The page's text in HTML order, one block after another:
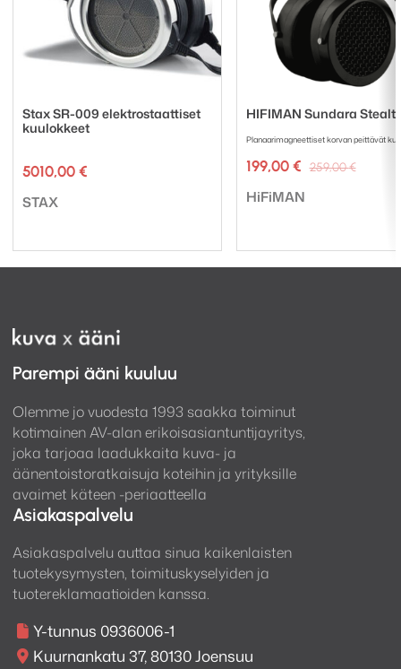
Stax SR-009 elektrostaattiset
kuulokkeet
5010,00 €
Tuotemerkki:
STAX
HIFIMAN Sundara
Planaarimagneettiset korvan peittävät
259,00€
199,00 €
Tuotemerkki:
HiFiMAN
Parempi ääni kuuluu
Olemme jo vuodesta 1993 saakka toiminut
kotimainen AV-alan erikoisasiantuntijayritys,
joka tarjoaa laadukkaita kuva- ja
äänentoistoratkaisuja koteihin ja yrityksille
avaimet käteen -periaatteella
Asiakaspalvelu
Asiakaspalvelu auttaa sinua kaikenlaisten
tuotekysymysten, toimituskyselyiden ja
tuotereklamaatioiden kanssa.
Y-tunnus 0936006-1
Kuurnankatu 37, 80130 Joensuu